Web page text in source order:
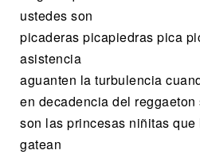
ustedes son
picaderas picapiedras pica
asistencia
aguanten la turbulencia
en decadencia del
son las princesas niñitas
gatean